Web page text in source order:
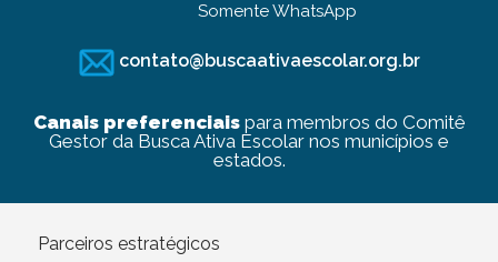
Somente WhatsApp
contato@buscaativaescolar.org.br
Canais preferenciaispara membros do Comitê
Gestor da Busca Ativa Escolar nos municípios e
estados.
Parceiros estratégicos